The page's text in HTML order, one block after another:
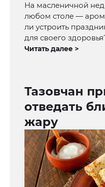
На масленичной
любом столе —
ли устроить
для своего
Читать далее >
Тазовчан
отведать
жару